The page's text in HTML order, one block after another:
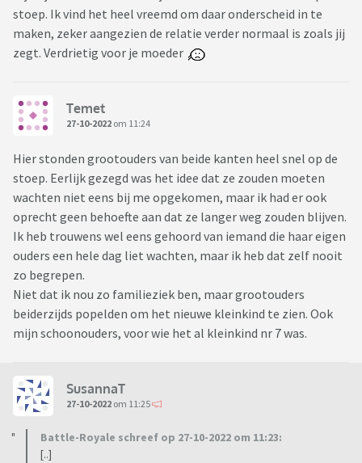
stoep. Ik vind het heel vreemd om daar onderscheid in te
maken, zeker aangezien de relatie verder normaal is zoals jij
zegt. Verdrietig voor je moeder
Temet
27-10-2022 om 11:24
Hier stonden grootouders van beide kanten heel snel op de
stoep. Eerlijk gezegd was het idee dat ze zouden moeten
wachten niet eens bij me opgekomen, maar ik had er ook
oprecht geen behoefte aan dat ze langer weg zouden blijven.
Ik heb trouwens wel eens gehoord van iemand die haar eigen
ouders een hele dag liet wachten, maar ik heb dat zelf nooit
zo begrepen.
Niet dat ik nou zo familieziek ben, maar grootouders
beiderzijds popelden om het nieuwe kleinkind te zien. Ook
mijn schoonouders, voor wie het al kleinkind nr 7 was.
SusannaT
27-10-2022 om 11:25
Battle-Royale schreef op 27-10-2022 om 11:23:
[..]